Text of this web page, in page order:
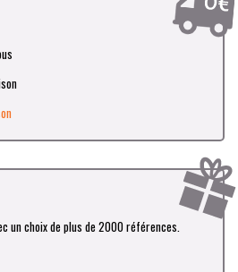
un choix de plus de 2000 références.